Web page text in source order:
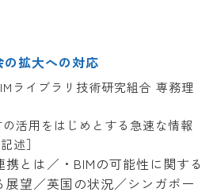
拡大への対応
ライブラリ技術研究組合 専務理
の活用をはじめとする急速な情報
述］
とは／・BIMの可能性に関する
展望／英国の状況／シンガポー